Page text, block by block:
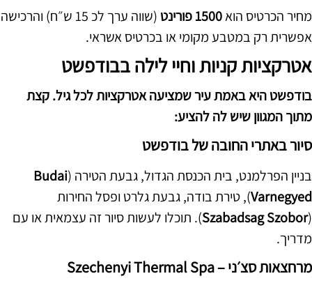
מחיר הכרטיס הוא1500 פורינט
(שווה ערך לכ 15 ש״ח) והרכישה
אפשרית רק במטבע מקומי או בכרטיס אשראי.
אטרקציות קניות וחיי לילה בבודפשט
בודפשט היא באמת עיר שמציעה אטרקציות לכל גיל. קצת
מתוך המגוון שיש לה להציע:
סיור באתרי החובה של בודפשט
בניין הפרלמנט, בית הכנסת הגדול, גבעת הטירה (Budai
Varnegyed), טירת בודה, גבעת גלרט ופסל החירות
(
Szabadsag Szobor). תוכלו לעשות סיור זה עצמאית או עם
מדריך.
מרחצאות סצ׳ני – Szechenyi Thermal Spa